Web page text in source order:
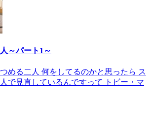
～パート1～
める二人 何をしてるのかと思ったら ス
で見直しているんですって トビー・マ